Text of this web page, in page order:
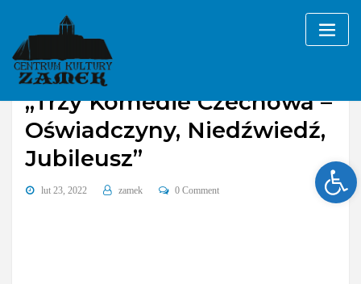
content
„Trzy Komedie Czechowa –
Oświadczyny, Niedźwiedź,
Jubileusz”
lut 23, 2022 zamek 0 Comment